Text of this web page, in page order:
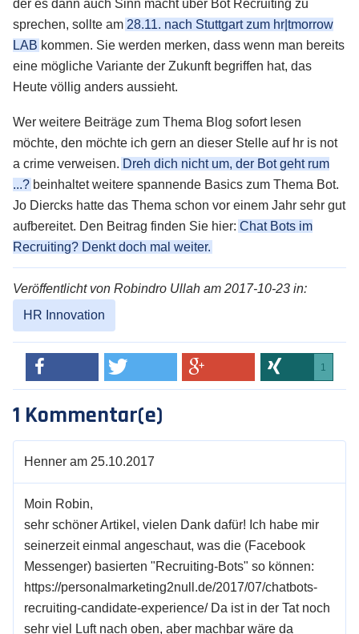
der es dann auch Sinn macht über Bot Recruiting zu
sprechen, sollte am 28.11. nach Stuttgart zum hr|tmorrow
LAB kommen. Sie werden merken, dass wenn man bereits
eine mögliche Variante der Zukunft begriffen hat, das
Heute völlig anders aussieht.
Wer weitere Beiträge zum Thema Blog sofort lesen
möchte, den möchte ich gern an dieser Stelle auf hr is not
a crime verweisen. Dreh dich nicht um, der Bot geht rum
...? beinhaltet weitere spannende Basics zum Thema Bot.
Jo Diercks hatte das Thema schon vor einem Jahr sehr gut
aufbereitet. Den Beitrag finden Sie hier: Chat Bots im
Recruiting? Denkt doch mal weiter.
Veröffentlicht von Robindro Ullah am 2017-10-23 in:
HR Innovation
1
1 Kommentar(e)
Henner am 25.10.2017
Moin Robin,
sehr schöner Artikel, vielen Dank dafür! Ich habe mir
seinerzeit einmal angeschaut, was die (Facebook
Messenger) basierten "Recruiting-Bots" so können:
https://personalmarketing2null.de/2017/07/chatbots-
recruiting-candidate-experience/ Da ist in der Tat noch
sehr viel Luft nach oben, aber machbar wäre da